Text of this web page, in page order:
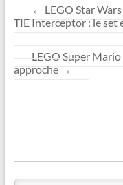
←
LEGO Star
TIE Interceptor : le set
LEGO Super
approche →